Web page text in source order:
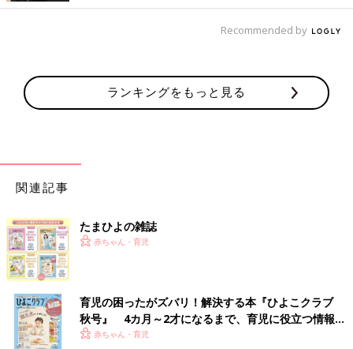
Recommended by
ランキングをもっと見る
関連記事
たまひよの雑誌
赤ちゃん・育児
育児の困ったがズバリ！解決する本『ひよこクラブ
秋号』 4カ月～2才になるまで、育児に役立つ情報が
いっぱい！
赤ちゃん・育児